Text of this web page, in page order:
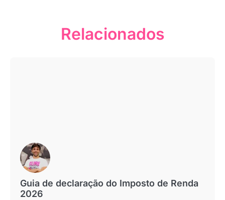
Relacionados
Guia de declaração do Imposto de Renda
2026